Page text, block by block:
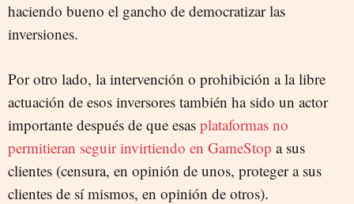
haciendo bueno el gancho de democratizar las
inversiones.
Por otro lado, la intervención o prohibición a la libre
actuación de esos inversores también ha sido un actor
importante después de que esas plataformas no
permitieran seguir invirtiendo en GameStop a sus
clientes (censura, en opinión de unos, proteger a sus
clientes de sí mismos, en opinión de otros).